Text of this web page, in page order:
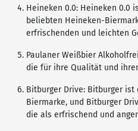
Heineken 0.0: Heineken 0.0
beliebten Heineken-
erfrischenden und leichten
Paulaner Weißbier
die für ihre Qualität und
Bitburger Drive: Bitburger
Biermarke, und Bitburger
die als erfrischend und